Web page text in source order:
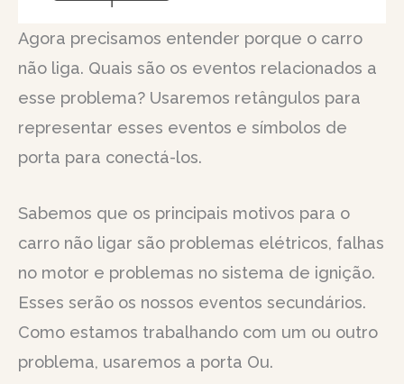
Agora precisamos entender porque o carro
não liga. Quais são os eventos relacionados a
esse problema? Usaremos retângulos para
representar esses eventos e símbolos de
porta para conectá-los.
Sabemos que os principais motivos para o
carro não ligar são problemas elétricos, falhas
no motor e problemas no sistema de ignição.
Esses serão os nossos eventos secundários.
Como estamos trabalhando com um ou outro
problema, usaremos a porta Ou.